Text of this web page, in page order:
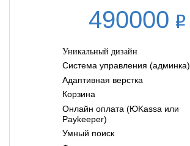
490000
Уникальный дизайн
Система управления (админка)
Адаптивная верстка
Корзина
Онлайн оплата (ЮKassa или
Paykeeper)
Умный поиск